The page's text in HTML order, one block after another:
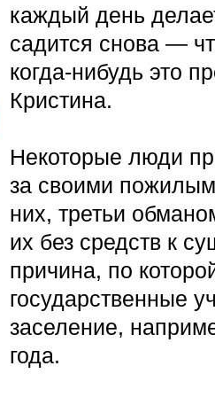
каждый день
садится снова —
когда-нибудь это
Кристина.
Некоторые люди
за своими
них, третьи
их без средств к
причина, по
государственные
заселение,
года.